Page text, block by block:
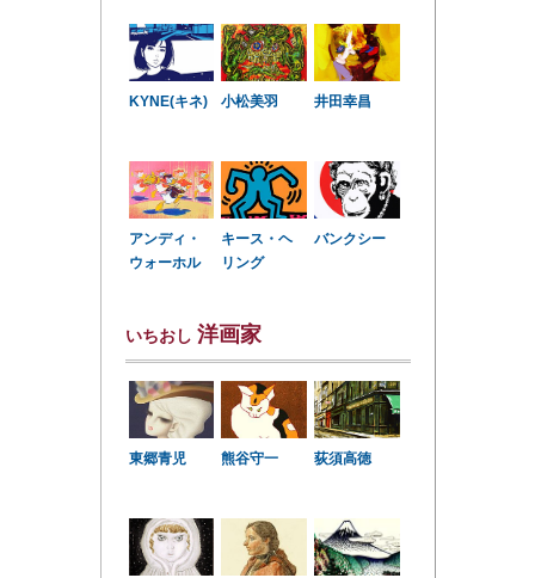
KYNE(キネ) 小松美羽 井田幸昌
アンディ・
ウォーホル
キース・ヘ
リング
バンクシー
いちおし 洋画家
東郷青児 熊谷守一 荻須高徳